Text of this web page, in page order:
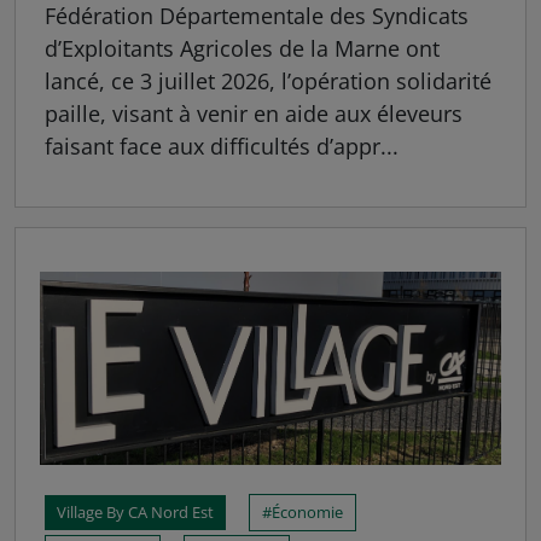
Fédération Départementale des Syndicats
d’Exploitants Agricoles de la Marne ont
lancé, ce 3 juillet 2026, l’opération solidarité
paille, visant à venir en aide aux éleveurs
faisant face aux difficultés d’appr...
Village By CA Nord Est Économie